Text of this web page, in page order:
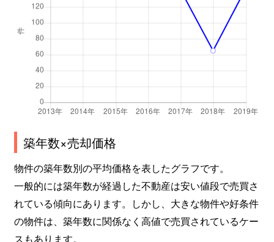
築年数×売却価格
物件の築年数別の平均価格を表したグラフです。
一般的には築年数が経過した不動産は安い値段で売買さ
れている傾向にあります。しかし、大きな物件や好条件
の物件は、築年数に関係なく高値で売買されているケー
スもあります。